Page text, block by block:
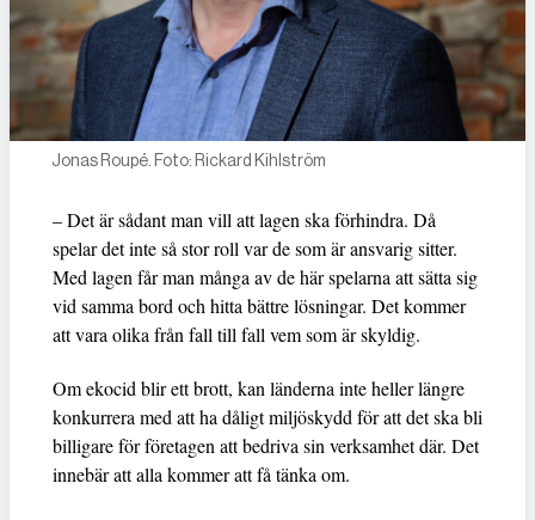
Jonas Roupé. Foto: Rickard Kihlström
– Det är sådant man vill att lagen ska förhindra. Då
spelar det inte så stor roll var de som är ansvarig sitter.
Med lagen får man många av de här spelarna att sätta sig
vid samma bord och hitta bättre lösningar. Det kommer
att vara olika från fall till fall vem som är skyldig.
Om ekocid blir ett brott, kan länderna inte heller längre
konkurrera med att ha dåligt miljöskydd för att det ska bli
billigare för företagen att bedriva sin verksamhet där. Det
innebär att alla kommer att få tänka om.